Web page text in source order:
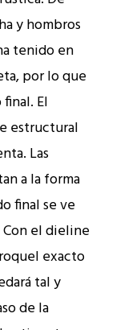
y hombros
tenido en
por lo que
El
estructural
Las
a la forma
final se ve
el dieline
exacto
tal y
de la